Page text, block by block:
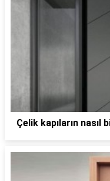
Çelik kapıların nasıl